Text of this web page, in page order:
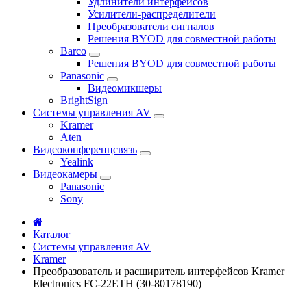
Усилители-распределители
Преобразователи сигналов
Решения BYOD для совместной работы
Barco
Решения BYOD для совместной работы
Panasonic
Видеомикшеры
BrightSign
Системы управления AV
Kramer
Aten
Видеоконференцсвязь
Yealink
Видеокамеры
Panasonic
Sony
Каталог
Системы управления AV
Kramer
Преобразователь и расширитель интерфейсов Kramer
Electronics FC-22ETH (30-80178190)